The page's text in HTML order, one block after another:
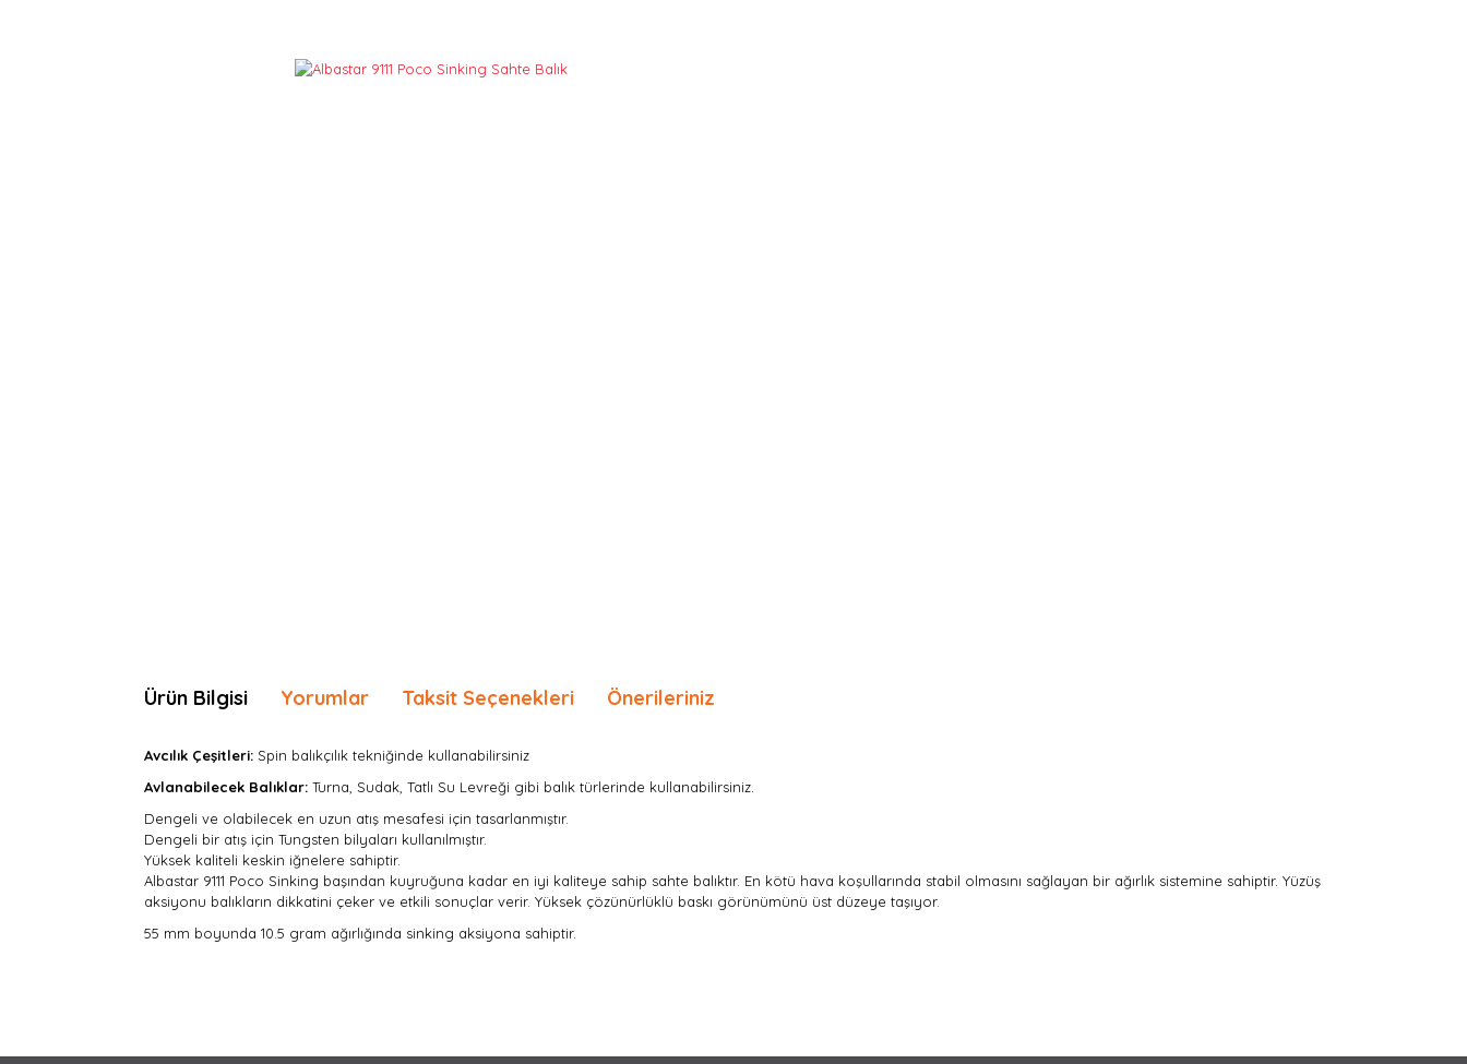
Ürün Bilgisi Yorumlar Taksit Seçenekleri Önerileriniz
Avcılık Çeşitleri: Spin balıkçılık tekniğinde kullanabilirsiniz
Avlanabilecek Balıklar: Turna, Sudak, Tatlı Su Levreği gibi balık türlerinde kullanabilirsiniz.
Dengeli ve olabilecek en uzun atış mesafesi için tasarlanmıştır.
Dengeli bir atış için Tungsten bilyaları kullanılmıştır.
Yüksek kaliteli keskin iğnelere sahiptir.
Albastar 9111 Poco Sinking başından kuyruğuna kadar en iyi kaliteye sahip sahte balıktır. En kötü hava koşullarında stabil olmasını sağlayan bir ağırlık sistemine sahiptir. Yüzüş
aksiyonu balıkların dikkatini çeker ve etkili sonuçlar verir. Yüksek çözünürlüklü baskı görünümünü üst düzeye taşıyor.
55 mm boyunda 10.5 gram ağırlığında sinking aksiyona sahiptir.